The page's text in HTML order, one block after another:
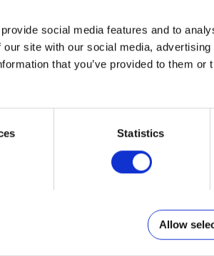
social media features and to
site with our social media, advertising
that you’ve provided to them or
Statistics
Allow
stron: 28
dodasz w edytorze w trakcie